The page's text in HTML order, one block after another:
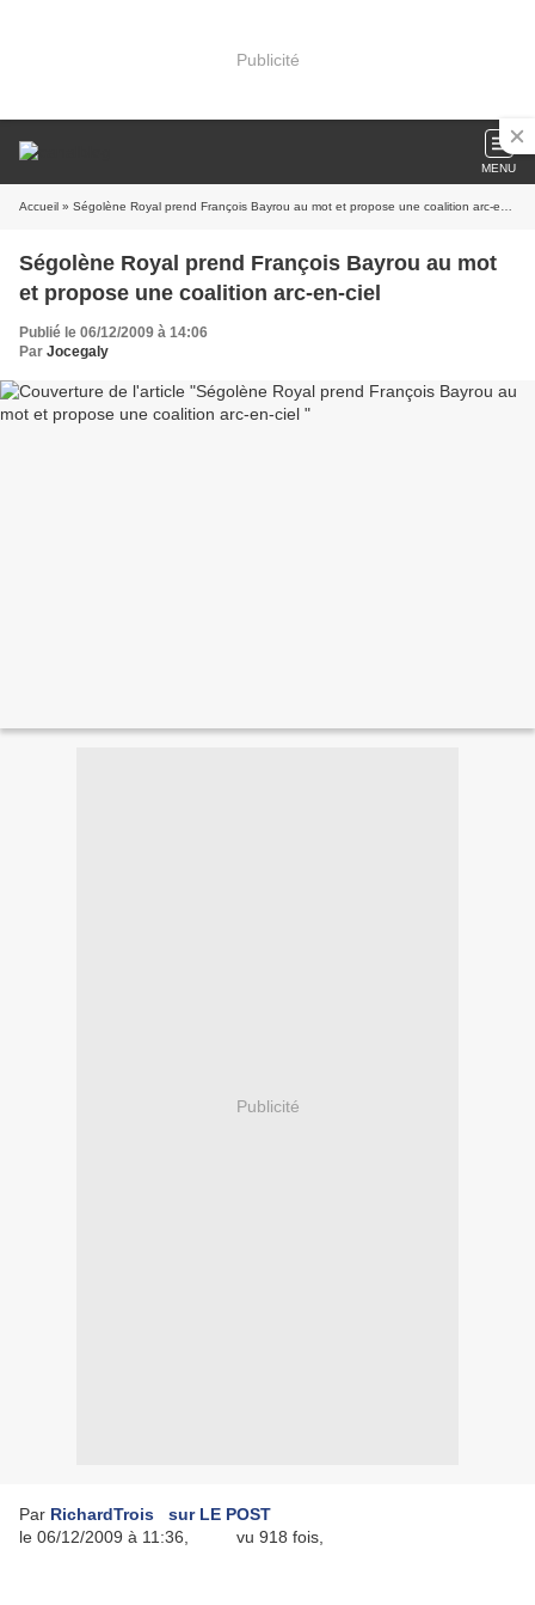
Publicité
MENU
Accueil » Ségolène Royal prend François Bayrou au mot et propose une coalition arc-en-ciel
Ségolène Royal prend François Bayrou au mot
et propose une coalition arc-en-ciel
Publié le 06/12/2009 à 14:06
Par Jocegaly
Publicité
Par RichardTrois sur LE POST
le 06/12/2009 à 11:36
vu 918 fois